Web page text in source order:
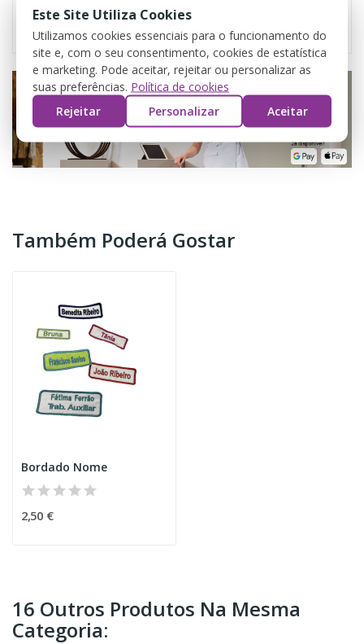
Também Poderá Gostar
Bordado Nome
2,50 €
16 Outros Produtos Na Mesma
Categoria:
Este Site Utiliza Cookies
Utilizamos cookies essenciais para o funcionamento do
site e, com o seu consentimento, cookies de estatística
e marketing. Pode aceitar, rejeitar ou personalizar as
suas preferências. Política de cookies
Rejeitar
Personalizar Aceitar